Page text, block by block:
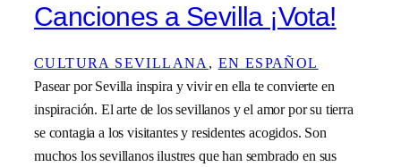
Canciones a Sevilla ¡Vota!
CULTURA SEVILLANA, EN ESPAÑOL
Pasear por Sevilla inspira y vivir en ella te convierte en
inspiración. El arte de los sevillanos y el amor por su tierra
se contagia a los visitantes y residentes acogidos. Son
muchos los sevillanos ilustres que han sembrado en sus